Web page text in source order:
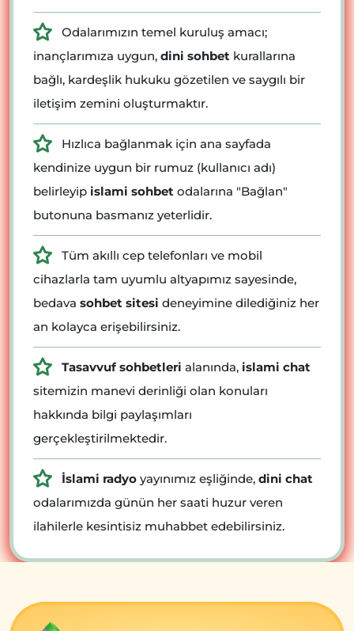
Odalarımızın temel kuruluş amacı;
inançlarımıza uygun, dini sohbet kurallarına
bağlı, kardeşlik hukuku gözetilen ve saygılı bir
iletişim zemini oluşturmaktır.
Hızlıca bağlanmak için ana sayfada
kendinize uygun bir rumuz (kullanıcı adı)
belirleyip islami sohbet odalarına "Bağlan"
butonuna basmanız yeterlidir.
Tüm akıllı cep telefonları ve mobil
cihazlarla tam uyumlu altyapımız sayesinde,
bedava sohbet sitesi deneyimine dilediğiniz her
an kolayca erişebilirsiniz.
Tasavvuf sohbetleri alanında, islami chat
sitemizin manevi derinliği olan konuları
hakkında bilgi paylaşımları
gerçekleştirilmektedir.
İslami radyo yayınımız eşliğinde, dini chat
odalarımızda günün her saati huzur veren
ilahilerle kesintisiz muhabbet edebilirsiniz.